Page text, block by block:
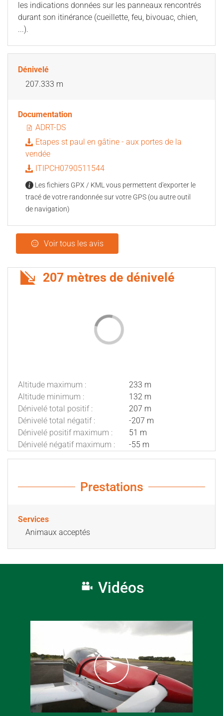
les indications données sur les panneaux rencontrés
durant son itinérance (cueillette, feu, bivouac, chien,
...).
Dénivelé
207.333 m
Documentation
ADRT-DS
Etapes st paul en gâtine - aux portes de la
vendée
ITIPCH0790511544
Les fichiers GPX / KML vous permettent d'exporter le
tracé de votre randonnée sur votre GPS (ou autre outil
de navigation)
Voir tous les avis
207 mètres de dénivelé
Altitude maximum :
233 m
Altitude minimum :
132 m
Dénivelé total positif :
207 m
Dénivelé total négatif :
-207 m
Dénivelé positif maximum :
51 m
Dénivelé négatif maximum :
-55 m
Prestations
Services
Animaux acceptés
Vidéos